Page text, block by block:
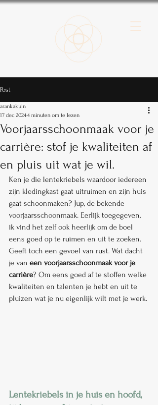
Post
Voorjaarsschoonmaak voor je
carrière: stof je kwaliteiten af
en pluis uit wat je wil.
arankakuin
17 dec 20244 minuten om te lezen
Ken je die lentekriebels waardoor iedereen
zijn kledingkast gaat uitruimen en zijn huis
gaat schoonmaken? Jup, de bekende
voorjaarsschoonmaak. Eerlijk toegegeven,
ik vind het zelf ook heerlijk om de boel
eens goed op te ruimen en uit te zoeken.
Geeft toch een gevoel van rust. Wat dacht
je van een voorjaarsschoonmaak voor je
carrière? Om eens goed af te stoffen welke
kwaliteiten en talenten je hebt en uit te
pluizen wat je nu eigenlijk wilt met je werk.
Lentekriebels in je huis en hoofd,